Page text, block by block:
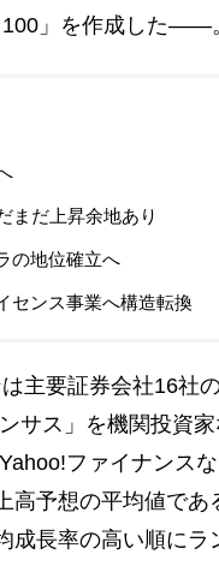
」を作成した――
まだ上昇余地あり
の地位確立へ
センス事業へ構造転換
主要証券会社16社
サス」を機関投資
ファイナンス
高予想の平均値で
成長率の高い順にラ